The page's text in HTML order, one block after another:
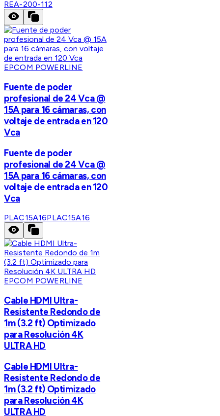
REA-200-112
EPCOM POWERLINE
Fuente de poder
profesional de 24 Vca @
15A para 16 cámaras, con
voltaje de entrada en 120
Vca
Fuente de poder
profesional de 24 Vca @
15A para 16 cámaras, con
voltaje de entrada en 120
Vca
PLAC15A16PLAC15A16
EPCOM POWERLINE
Cable HDMI Ultra-
Resistente Redondo de
1m (3.2 ft) Optimizado
para Resolución 4K
ULTRA HD
Cable HDMI Ultra-
Resistente Redondo de
1m (3.2 ft) Optimizado
para Resolución 4K
ULTRA HD